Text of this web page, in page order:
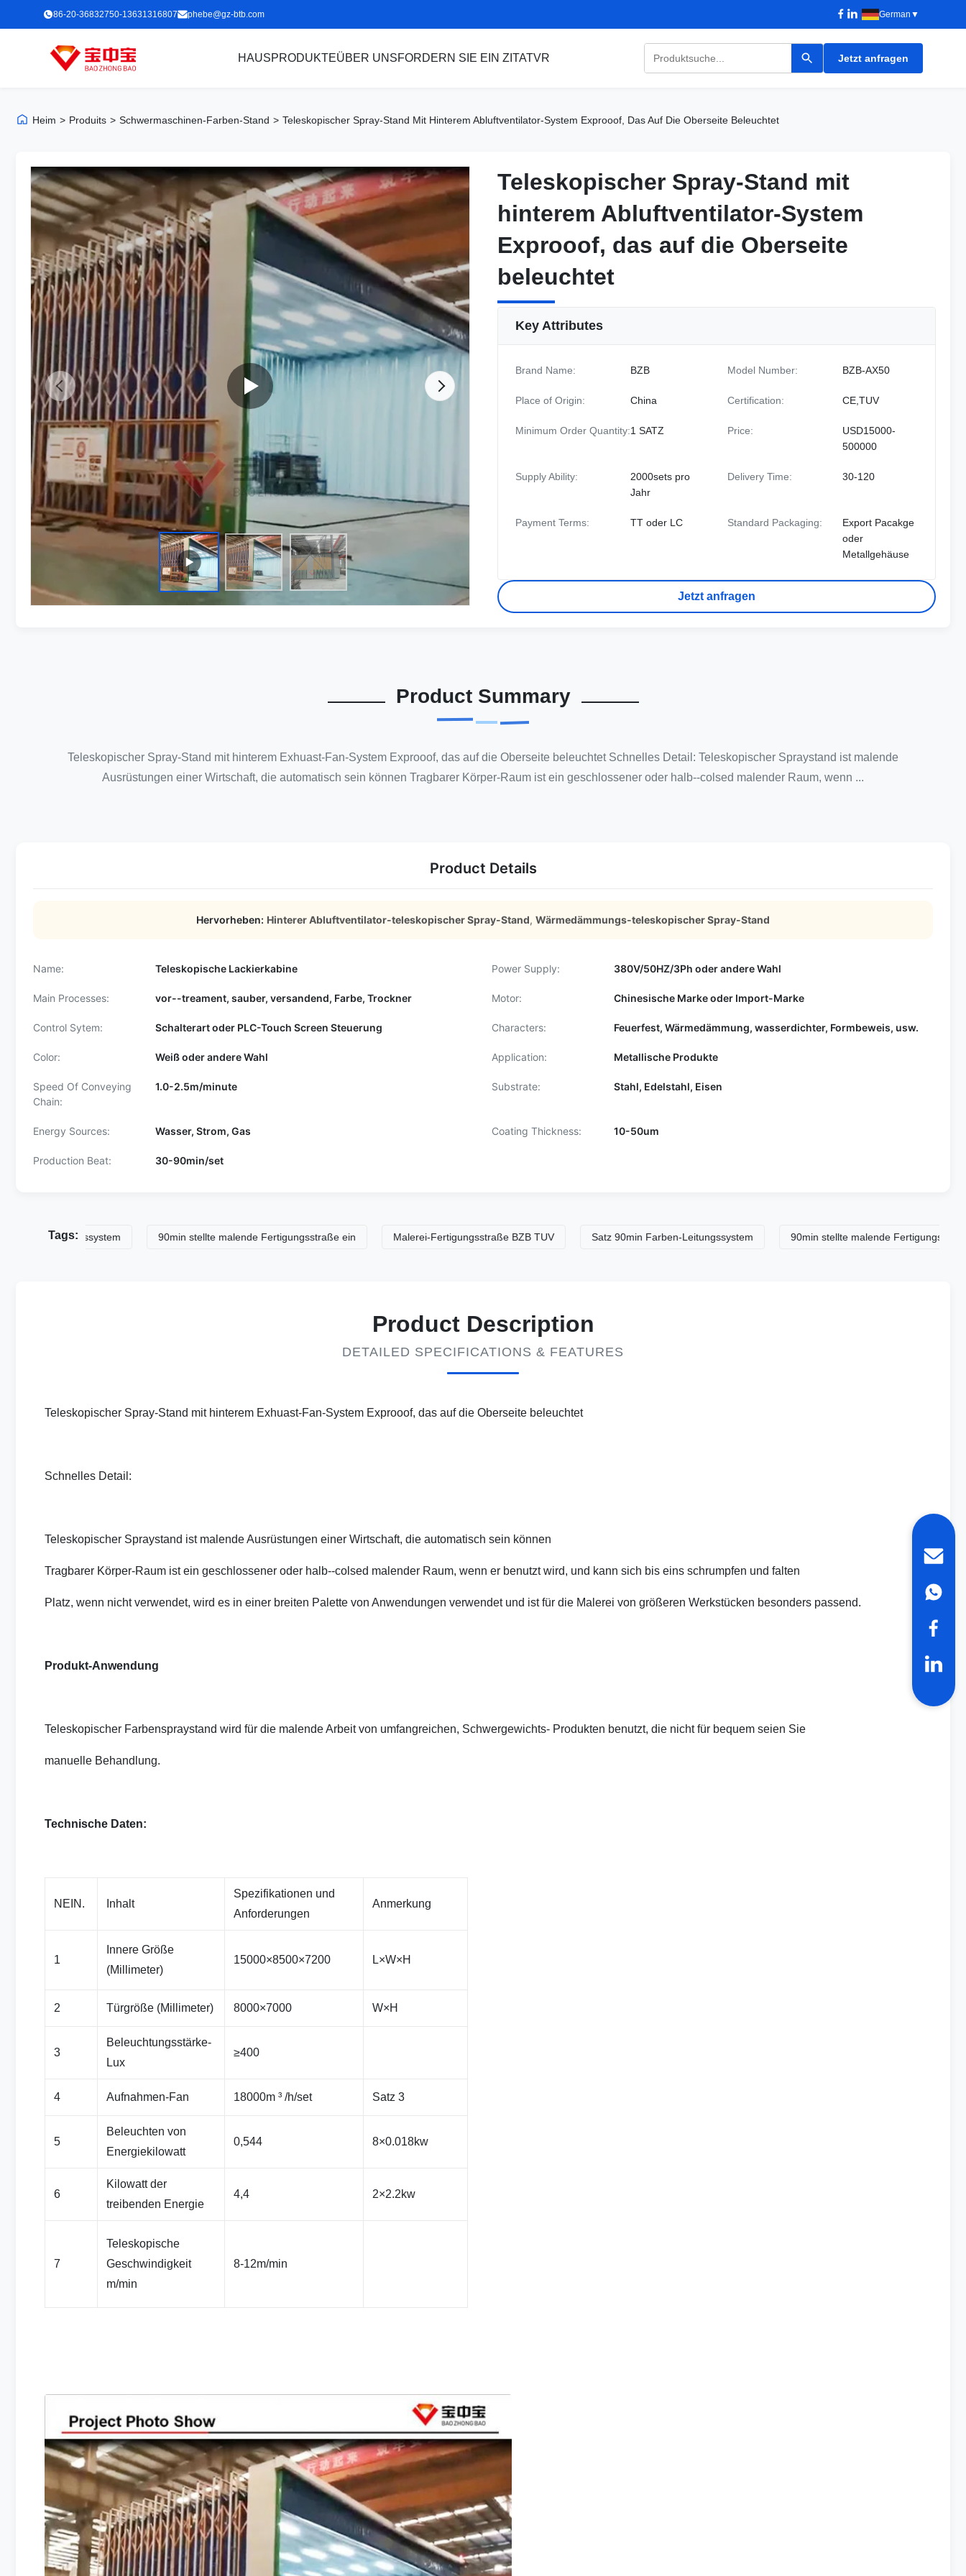
86-20-36832750-13631316807 phebe@gz-btb.com German ▼
HAUSPRODUKTEÜBER UNSFORDERN SIE EIN ZITATVR Jetzt anfragen
Heim > Produits > Schwermaschinen-Farben-Stand > Teleskopischer Spray-Stand Mit Hinterem Abluftventilator-System Exprooof, Das Auf Die Oberseite Beleuchtet
Teleskopischer Spray-Stand mit
hinterem Abluftventilator-System
Exprooof, das auf die Oberseite
beleuchtet
Teleskopischer Spray-Stand mit
hinterem Abluftventilator-System
Exprooof, das auf die Oberseite
beleuchtet
Key Attributes
Brand Name: BZB Model Number: BZB-AX50
Place of Origin: China Certification: CE,TUV
Minimum Order Quantity:1 SATZ Price:
USD15000-
500000
Supply Ability:
2000sets pro
Jahr
Delivery Time: 30-120
Payment Terms: TT oder LC Standard Packaging:
Export Pacakge
oder
Metallgehäuse
Jetzt anfragen
Product Summary
Teleskopischer Spray-Stand mit hinterem Exhuast-Fan-System Exprooof, das auf die Oberseite beleuchtet Schnelles Detail: Teleskopischer Spraystand ist malende
Ausrüstungen einer Wirtschaft, die automatisch sein können Tragbarer Körper-Raum ist ein geschlossener oder halb--colsed malender Raum, wenn ...
Product Details
Hervorheben: Hinterer Abluftventilator-teleskopischer Spray-Stand, Wärmedämmungs-teleskopischer Spray-Stand
Name: Teleskopische Lackierkabine Power Supply: 380V/50HZ/3Ph oder andere Wahl
Main Processes: vor--treament, sauber, versandend, Farbe, Trockner Motor: Chinesische Marke oder Import-Marke
Control Sytem: Schalterart oder PLC-Touch Screen Steuerung Characters: Feuerfest, Wärmedämmung, wasserdichter, Formbeweis, usw.
Color: Weiß oder andere Wahl Application: Metallische Produkte
Speed Of Conveying
Chain:
1.0-2.5m/minute Substrate: Stahl, Edelstahl, Eisen
Energy Sources: Wasser, Strom, Gas Coating Thickness: 10-50um
Production Beat: 30-90min/set
Tags:
Leitungssystem 90min stellte malende Fertigungsstraße ein Malerei-Fertigungsstraße BZB TUV Satz 90min Farben-Leitungssystem 90min stellte malende Fertigungsstraße ein
Product Description
DETAILED SPECIFICATIONS & FEATURES
Teleskopischer Spray-Stand mit hinterem Exhuast-Fan-System Exprooof, das auf die Oberseite beleuchtet
Schnelles Detail:
Teleskopischer Spraystand ist malende Ausrüstungen einer Wirtschaft, die automatisch sein können
Tragbarer Körper-Raum ist ein geschlossener oder halb--colsed malender Raum, wenn er benutzt wird, und kann sich bis eins schrumpfen und falten
Platz, wenn nicht verwendet, wird es in einer breiten Palette von Anwendungen verwendet und ist für die Malerei von größeren Werkstücken besonders passend.
Produkt-Anwendung
Teleskopischer Farbenspraystand wird für die malende Arbeit von umfangreichen, Schwergewichts- Produkten benutzt, die nicht für bequem seien Sie
manuelle Behandlung.
Technische Daten:
NEIN. Inhalt
Spezifikationen und
Anforderungen
Anmerkung
1
Innere Größe
(Millimeter)
15000×8500×7200 L×W×H
2 Türgröße (Millimeter) 8000×7000 W×H
3
Beleuchtungsstärke-
Lux
≥400
4 Aufnahmen-Fan 18000m ³ /h/set Satz 3
5
Beleuchten von
Energiekilowatt
0,544 8×0.018kw
6
Kilowatt der
treibenden Energie
4,4 2×2.2kw
7
Teleskopische
Geschwindigkeit
m/min
8-12m/min